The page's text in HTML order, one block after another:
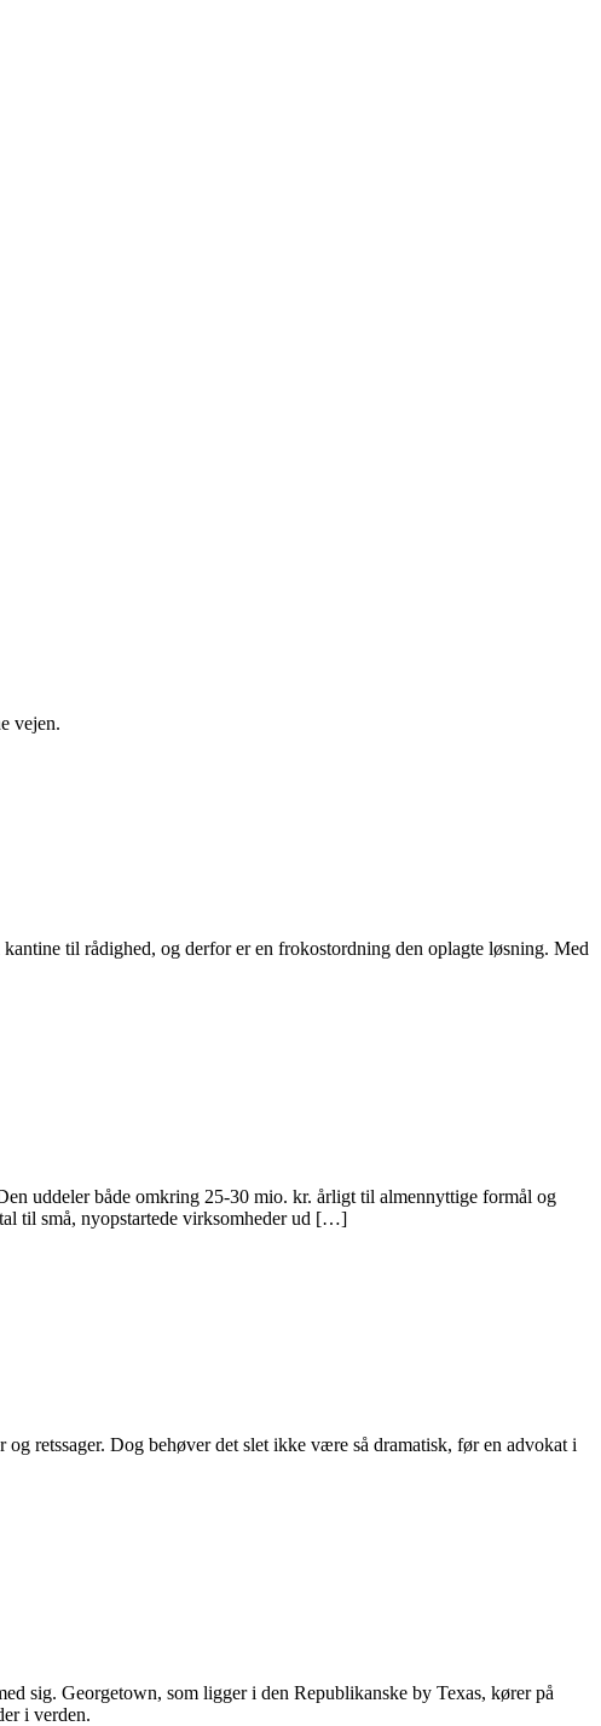
vejen.
til rådighed, og derfor er en frokostordning den oplagte løsning. Med
uddeler både omkring 25-30 mio. kr. årligt til almennyttige formål og
til små, nyopstartede virksomheder ud […]
retssager. Dog behøver det slet ikke være så dramatisk, før en advokat i
sig. Georgetown, som ligger i den Republikanske by Texas, kører på
i verden.